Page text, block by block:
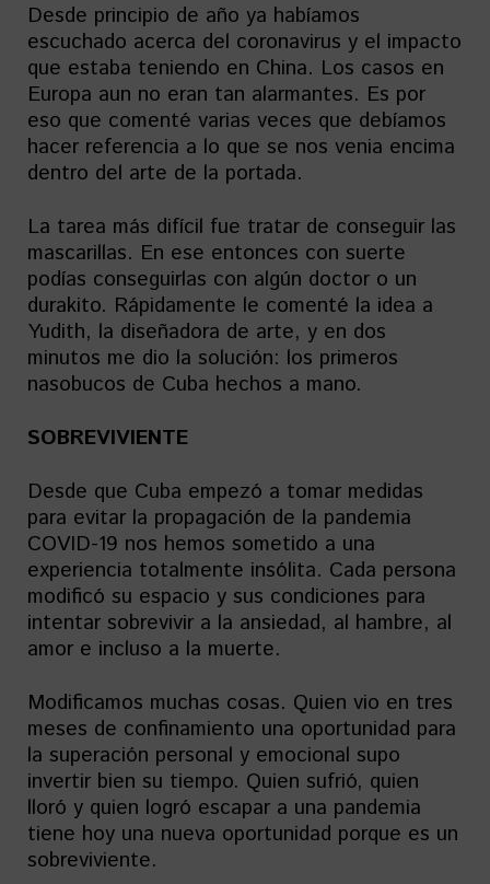
Desde principio de año ya habíamos
escuchado acerca del coronavirus y el impacto
que estaba teniendo en China. Los casos en
Europa aun no eran tan alarmantes. Es por
eso que comenté varias veces que debíamos
hacer referencia a lo que se nos venia encima
dentro del arte de la portada.
La tarea más difícil fue tratar de conseguir las
mascarillas. En ese entonces con suerte
podías conseguirlas con algún doctor o un
durakito. Rápidamente le comenté la idea a
Yudith, la diseñadora de arte, y en dos
minutos me dio la solución: los primeros
nasobucos de Cuba hechos a mano.
SOBREVIVIENTE
Desde que Cuba empezó a tomar medidas
para evitar la propagación de la pandemia
COVID-19 nos hemos sometido a una
experiencia totalmente insólita. Cada persona
modificó su espacio y sus condiciones para
intentar sobrevivir a la ansiedad, al hambre, al
amor e incluso a la muerte.
Modificamos muchas cosas. Quien vio en tres
meses de confinamiento una oportunidad para
la superación personal y emocional supo
invertir bien su tiempo. Quien sufrió, quien
lloró y quien logró escapar a una pandemia
tiene hoy una nueva oportunidad porque es un
sobreviviente.